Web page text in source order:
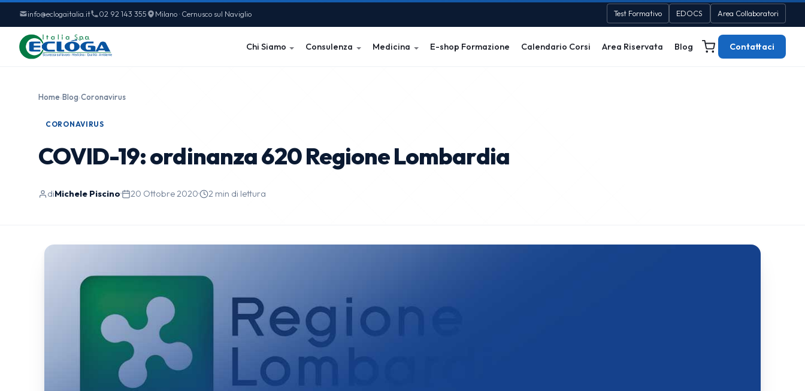
info@eclogaitalia.it 02 92 143 355 Milano · Cernusco sul Naviglio Test Formativo EDOCS Area Collaboratori
Chi Siamo Consulenza Medicina E-shop Formazione Calendario Corsi Area Riservata Blog Contattaci
Home›Blog›Coronavirus
CORONAVIRUS
COVID-19: ordinanza 620 Regione Lombardia
diMichele Piscino· 20 Ottobre 2020· 2 min di lettura